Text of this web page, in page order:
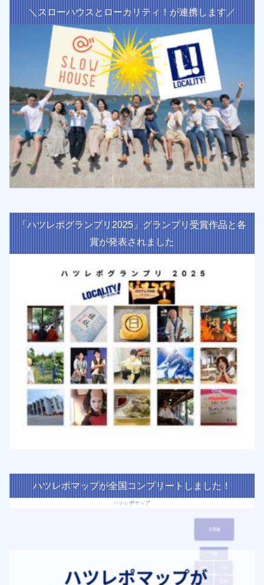
＼スローハウスとローカリティ！が連携します／
「ハツレポグランプリ2025」グランプリ受賞作品と各
賞が発表されました
ハツレポマップが全国コンプリートしました！